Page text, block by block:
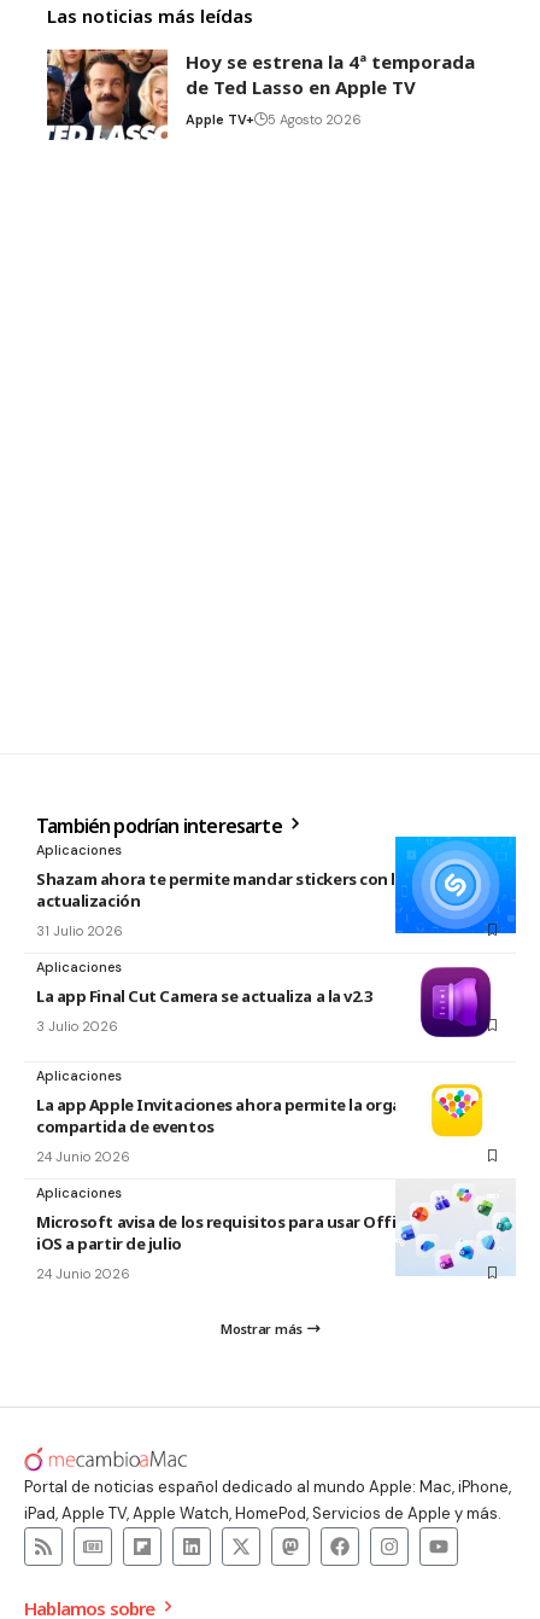
Las noticias más leídas
Hoy se estrena la 4ª temporada
de Ted Lasso en Apple TV
Apple TV+ 5 Agosto 2026
También podrían interesarte
Aplicaciones
Shazam ahora te permite mandar stickers con la nueva
actualización
31 Julio 2026
Aplicaciones
La app Final Cut Camera se actualiza a la v2.3
3 Julio 2026
Aplicaciones
La app Apple Invitaciones ahora permite la organización
compartida de eventos
24 Junio 2026
Aplicaciones
Microsoft avisa de los requisitos para usar Office en macOS y
iOS a partir de julio
24 Junio 2026
Mostrar más
Portal de noticias español dedicado al mundo Apple: Mac, iPhone,
iPad, Apple TV, Apple Watch, HomePod, Servicios de Apple y más.
Hablamos sobre